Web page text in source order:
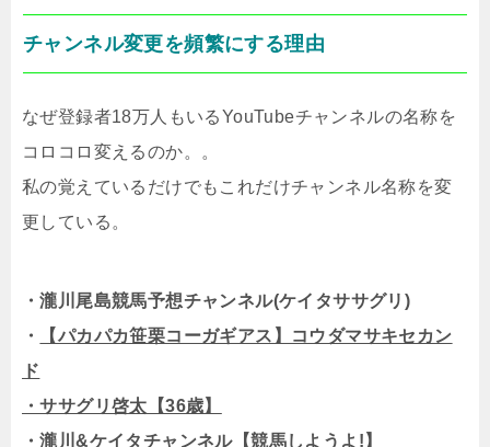
チャンネル変更を頻繁にする理由
なぜ登録者18万人もいるYouTubeチャンネルの名称を
コロコロ変えるのか。。
私の覚えているだけでもこれだけチャンネル名称を変
更している。
・瀧川尾島競馬予想チャンネル(ケイタササグリ)
・
【パカパカ笹栗コーガギアス】コウダマサキセカン
ド
・ササグリ啓太【36歳】
・瀧川&ケイタチャンネル【競馬しようよ!】